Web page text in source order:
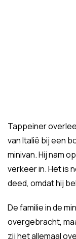
Tappeiner
van Italië bij een
minivan. Hij nam
verkeer in. Het is
deed, omdat hij
De familie in de
overgebracht,
zij het allemaal